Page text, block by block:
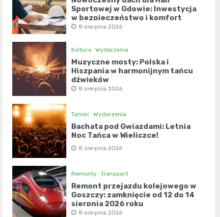
Sportowej w Gdowie: Inwestycja
w bezpieczeństwo i komfort
8 sierpnia 2026
Kultura Wydarzenia
Muzyczne mosty: Polska i
Hiszpania w harmonijnym tańcu
dźwięków
8 sierpnia 2026
Taniec Wydarzenia
Bachata pod Gwiazdami: Letnia
Noc Tańca w Wieliczce!
8 sierpnia 2026
Remonty Transport
Remont przejazdu kolejowego w
Goszczy: zamknięcie od 12 do 14
sierpnia 2026 roku
8 sierpnia 2026